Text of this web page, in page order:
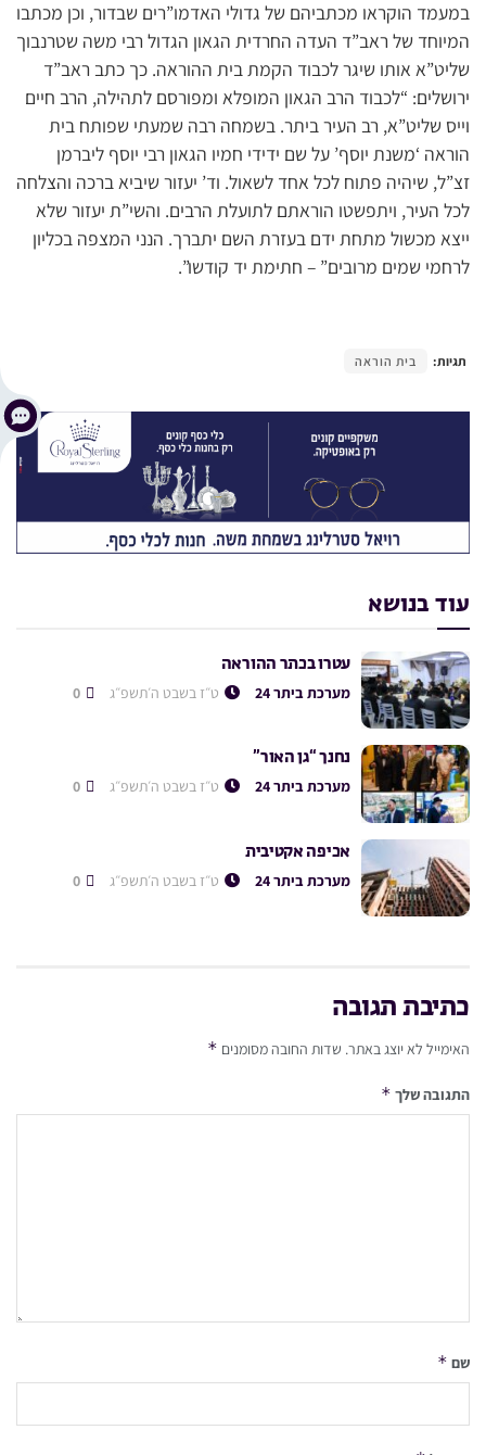
במעמד הוקראו מכתביהם של גדולי האדמו”רים שבדור, וכן מכתבו
המיוחד של ראב”ד העדה החרדית הגאון הגדול רבי משה שטרנבוך
שליט”א אותו שיגר לכבוד הקמת בית ההוראה. כך כתב ראב”ד
ירושלים: “לכבוד הרב הגאון המופלא ומפורסם לתהילה, הרב חיים
וייס שליט”א, רב העיר ביתר. בשמחה רבה שמעתי שפותח בית
הוראה ‘משנת יוסף’ על שם ידידי חמיו הגאון רבי יוסף ליברמן
זצ”ל, שיהיה פתוח לכל אחד לשאול. וד’ יעזור שיביא ברכה והצלחה
לכל העיר, ויתפשטו הוראתם לתועלת הרבים. והשי”ת יעזור שלא
ייצא מכשול מתחת ידם בעזרת השם יתברך. הנני המצפה בכליון
לרחמי שמים מרובים” – חתימת יד קודשו”.
תגיות: בית הוראה
עוד בנושא
עטרו בכתר ההוראה
מערכת ביתר 24 ט״ז בשבט ה׳תשפ״ג
נחנך “גן האור”
מערכת ביתר 24 ט״ז בשבט ה׳תשפ״ג
אכיפה אקטיבית
מערכת ביתר 24 ט״ז בשבט ה׳תשפ״ג
כתיבת תגובה
האימייל לא יוצג באתר. שדות החובה מסומנים *
התגובה שלך *
שם *